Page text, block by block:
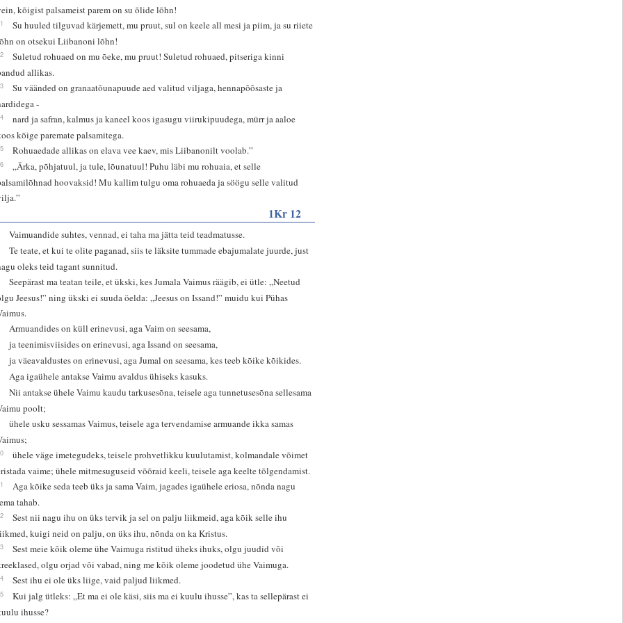
kõigist palsameist parem on su õlide lõhn!
Su huuled tilguvad kärjemett, mu pruut, sul on keele all mesi ja piim, ja su riiete
on otsekui Liibanoni lõhn!
Suletud rohuaed on mu õeke, mu pruut! Suletud rohuaed, pitseriga kinni
allikas.
Su väänded on granaatõunapuude aed valitud viljaga, hennapõõsaste ja
-
nard ja safran, kalmus ja kaneel koos igasugu viirukipuudega, mürr ja aaloe
kõige paremate palsamitega.
Rohuaedade allikas on elava vee kaev, mis Liibanonilt voolab.”
„Ärka, põhjatuul, ja tule, lõunatuul! Puhu läbi mu rohuaia, et selle
hoovaksid! Mu kallim tulgu oma rohuaeda ja söögu selle valitud
1Kr 12
Vaimuandide suhtes, vennad, ei taha ma jätta teid teadmatusse.
Te teate, et kui te olite paganad, siis te läksite tummade ebajumalate juurde, just
oleks teid tagant sunnitud.
Seepärast ma teatan teile, et ükski, kes Jumala Vaimus räägib, ei ütle: „Neetud
Jeesus!” ning ükski ei suuda öelda: „Jeesus on Issand!” muidu kui Pühas
Armuandides on küll erinevusi, aga Vaim on seesama,
ja teenimisviisides on erinevusi, aga Issand on seesama,
ja väeavaldustes on erinevusi, aga Jumal on seesama, kes teeb kõike kõikides.
Aga igaühele antakse Vaimu avaldus ühiseks kasuks.
Nii antakse ühele Vaimu kaudu tarkusesõna, teisele aga tunnetusesõna sellesama
poolt;
ühele usku sessamas Vaimus, teisele aga tervendamise armuande ikka samas
ühele väge imetegudeks, teisele prohvetlikku kuulutamist, kolmandale võimet
vaime; ühele mitmesuguseid võõraid keeli, teisele aga keelte tõlgendamist.
Aga kõike seda teeb üks ja sama Vaim, jagades igaühele eriosa, nõnda nagu
tahab.
Sest nii nagu ihu on üks tervik ja sel on palju liikmeid, aga kõik selle ihu
kuigi neid on palju, on üks ihu, nõnda on ka Kristus.
Sest meie kõik oleme ühe Vaimuga ristitud üheks ihuks, olgu juudid või
olgu orjad või vabad, ning me kõik oleme joodetud ühe Vaimuga.
Sest ihu ei ole üks liige, vaid paljud liikmed.
Kui jalg ütleks: „Et ma ei ole käsi, siis ma ei kuulu ihusse”, kas ta sellepärast ei
ihusse?